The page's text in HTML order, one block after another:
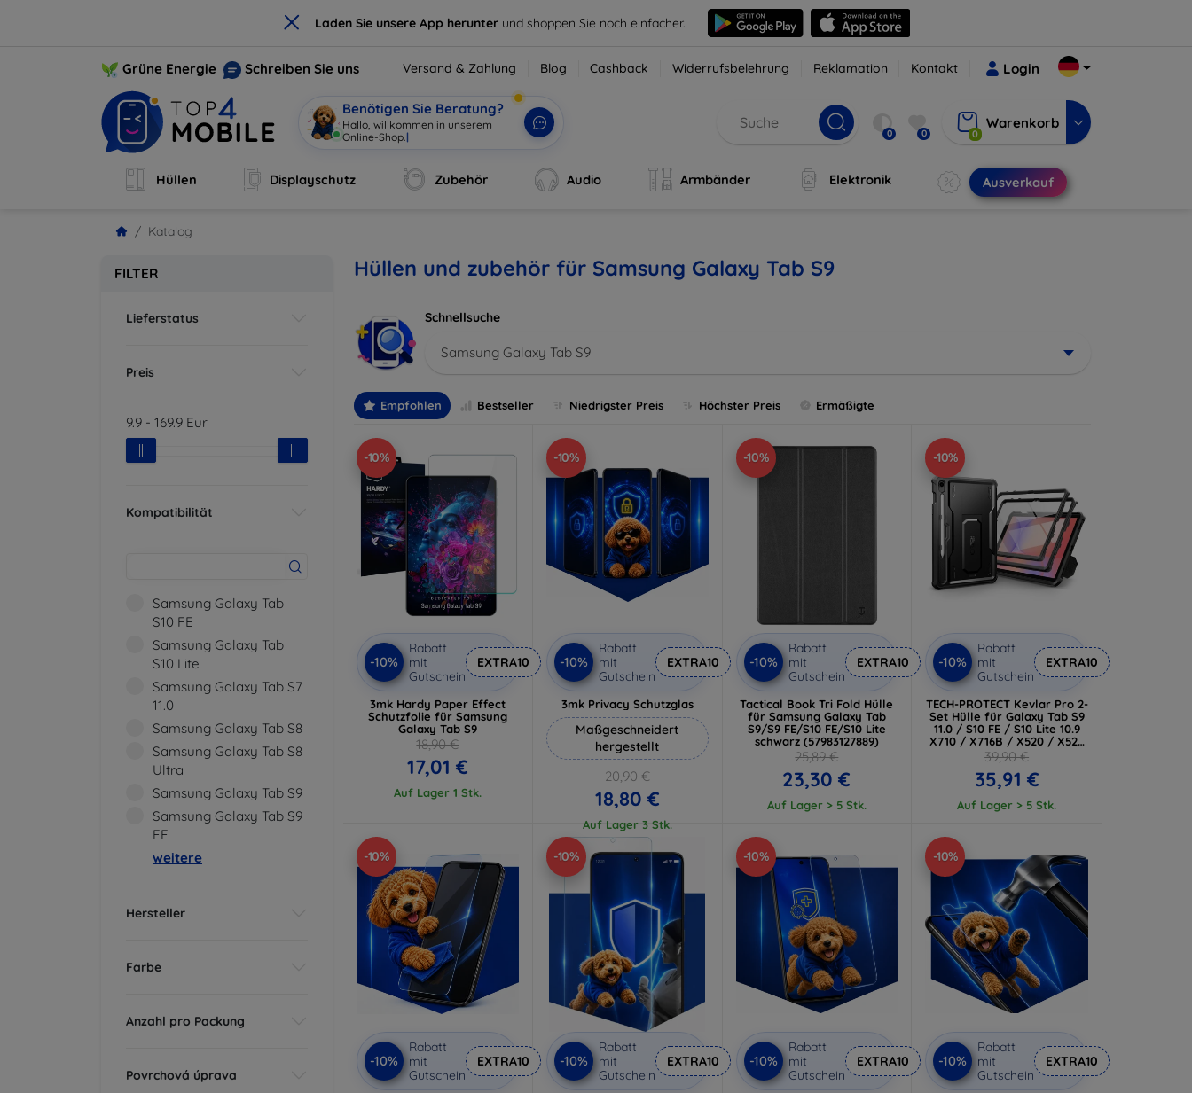
× Laden Sie unsere App herunter und shoppen Sie noch einfacher.
Grüne Energie Schreiben Sie uns Versand & Zahlung Blog Cashback Widerrufsbelehrung Reklamation Kontakt Login
Benötigen Sie Beratung?
Ha| 0 0 0
Warenkorb
Hüllen Displayschutz Zubehör Audio Armbänder Elektronik Ausverkauf
Katalog
FILTER
Lieferstatus
Preis
9.9 - 169.9 Eur
Kompatibilität
Samsung Galaxy Tab
S10 FE
Samsung Galaxy Tab
S10 Lite
Samsung Galaxy Tab S7
11.0
Samsung Galaxy Tab S8
Samsung Galaxy Tab S8
Ultra
Samsung Galaxy Tab S9
Samsung Galaxy Tab S9
FE
weitere
Hersteller
Farbe
Anzahl pro Packung
Povrchová úprava
Hüllen und zubehör für Samsung Galaxy Tab S9
Schnellsuche
Samsung Galaxy Tab S9
Empfohlen Bestseller Niedrigster Preis Höchster Preis Ermäßigte
-10%
-10%
Rabatt
mit
Gutschein
EXTRA10
3mk Hardy Paper Effect
Schutzfolie für Samsung
Galaxy Tab S9
18,90 €
17,01 €
Auf Lager 1 Stk.
-10%
-10%
Rabatt
mit
Gutschein
EXTRA10
3mk Privacy Schutzglas
Maßgeschneidert
hergestellt
20,90 €
18,80 €
Auf Lager 3 Stk.
-10%
-10%
Rabatt
mit
Gutschein
EXTRA10
Tactical Book Tri Fold Hülle
für Samsung Galaxy Tab
S9/S9 FE/S10 FE/S10 Lite
schwarz (57983127889)
25,89 €
23,30 €
Auf Lager > 5 Stk.
-10%
-10%
Rabatt
mit
Gutschein
EXTRA10
TECH-PROTECT Kevlar Pro 2-
Set Hülle für Galaxy Tab S9
11.0 / S10 FE / S10 Lite 10.9
X710 / X716B / X520 / X526
/ X400 / X406B schwarz
(5906302335879)
39,90 €
35,91 €
Auf Lager > 5 Stk.
-10%
-10%
Rabatt
mit
Gutschein
EXTRA10
-10%
-10%
Rabatt
mit
Gutschein
EXTRA10
-10%
-10%
Rabatt
mit
Gutschein
EXTRA10
-10%
-10%
Rabatt
mit
Gutschein
EXTRA10